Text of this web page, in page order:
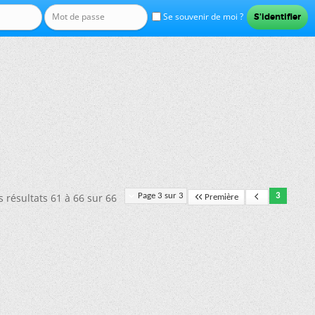
Se souvenir de moi ?
Page 3 sur 3 Première 3
résultats 61 à 66 sur 66